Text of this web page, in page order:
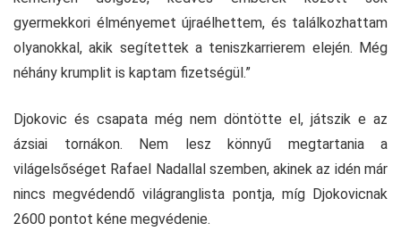
gyermekkori élményemet újraélhettem, és találkozhattam
olyanokkal, akik segítettek a teniszkarrierem elején. Még
néhány krumplit is kaptam fizetségül.”
Djokovic és csapata még nem döntötte el, játszik e az
ázsiai tornákon. Nem lesz könnyű megtartania a
világelsőséget Rafael Nadallal szemben, akinek az idén már
nincs megvédendő világranglista pontja, míg Djokovicnak
2600 pontot kéne megvédenie.